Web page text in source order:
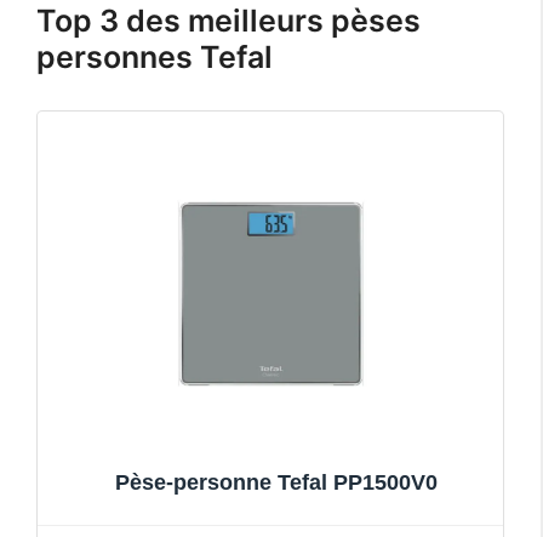
Top 3 des meilleurs pèses
personnes Tefal
Pèse-personne Tefal PP1500V0